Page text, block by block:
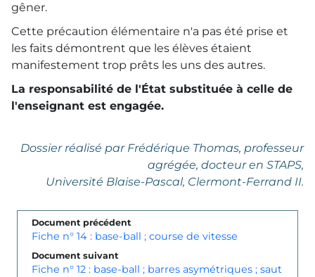
gêner.
Cette précaution élémentaire n'a pas été prise et
les faits démontrent que les élèves étaient
manifestement trop prêts les uns des autres.
La responsabilité de l'État substituée à celle de
l'enseignant est engagée.
Dossier réalisé par Frédérique Thomas, professeur
agrégée, docteur en STAPS,
Université Blaise-Pascal, Clermont-Ferrand II.
Document précédent
Fiche n° 14 : base-ball ; course de vitesse
Document suivant
Fiche n° 12 : base-ball ; barres asymétriques ; saut